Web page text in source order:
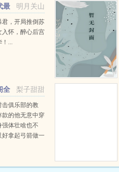
明月关山
最
在线阅读
君，开局推倒苏
入怀，醉心后宫
！...
梨子甜甜
全
击俱乐部的教
款的他无意中穿
强体壮啥也不
好拿起弓箭做一
失望）第三天周